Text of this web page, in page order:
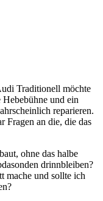
Traditionell möchte
und ein
reparieren.
Fragen an die, die das
ohne das halbe
drinnbleiben?
mache und sollte ich